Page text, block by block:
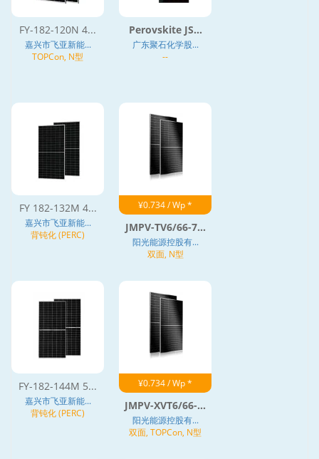
FY-182-120N 4...
嘉兴市飞亚新能...
TOPCon, N型
Perovskite JS...
广东聚石化学股...
--
FY 182-132M 4...
嘉兴市飞亚新能...
背钝化 (PERC)
¥0.734 / Wp *
JMPV-TV6/66-7...
阳光能源控股有...
双面, N型
FY-182-144M 5...
嘉兴市飞亚新能...
背钝化 (PERC)
¥0.734 / Wp *
JMPV-XVT6/66-...
阳光能源控股有...
双面, TOPCon, N型